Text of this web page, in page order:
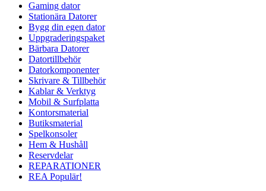
Gaming dator
Stationära Datorer
Bygg din egen dator
Uppgraderingspaket
Bärbara Datorer
Datortillbehör
Datorkomponenter
Skrivare & Tillbehör
Kablar & Verktyg
Mobil & Surfplatta
Kontorsmaterial
Butiksmaterial
Spelkonsoler
Hem & Hushåll
Reservdelar
REPARATIONER
REA Populär!